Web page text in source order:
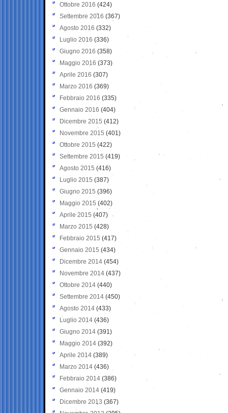
Ottobre 2016 (424)
Settembre 2016 (367)
Agosto 2016 (332)
Luglio 2016 (336)
Giugno 2016 (358)
Maggio 2016 (373)
Aprile 2016 (307)
Marzo 2016 (369)
Febbraio 2016 (335)
Gennaio 2016 (404)
Dicembre 2015 (412)
Novembre 2015 (401)
Ottobre 2015 (422)
Settembre 2015 (419)
Agosto 2015 (416)
Luglio 2015 (387)
Giugno 2015 (396)
Maggio 2015 (402)
Aprile 2015 (407)
Marzo 2015 (428)
Febbraio 2015 (417)
Gennaio 2015 (434)
Dicembre 2014 (454)
Novembre 2014 (437)
Ottobre 2014 (440)
Settembre 2014 (450)
Agosto 2014 (433)
Luglio 2014 (436)
Giugno 2014 (391)
Maggio 2014 (392)
Aprile 2014 (389)
Marzo 2014 (436)
Febbraio 2014 (386)
Gennaio 2014 (419)
Dicembre 2013 (367)